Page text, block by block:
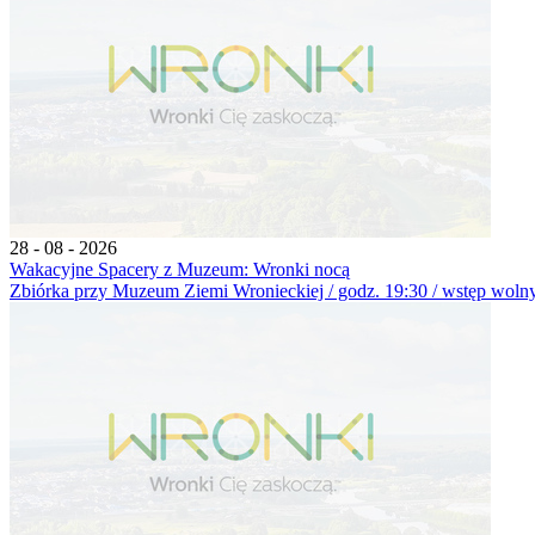
28 - 08 - 2026
Wakacyjne Spacery z Muzeum: Wronki nocą
Zbiórka przy Muzeum Ziemi Wronieckiej / godz. 19:30 / wstęp